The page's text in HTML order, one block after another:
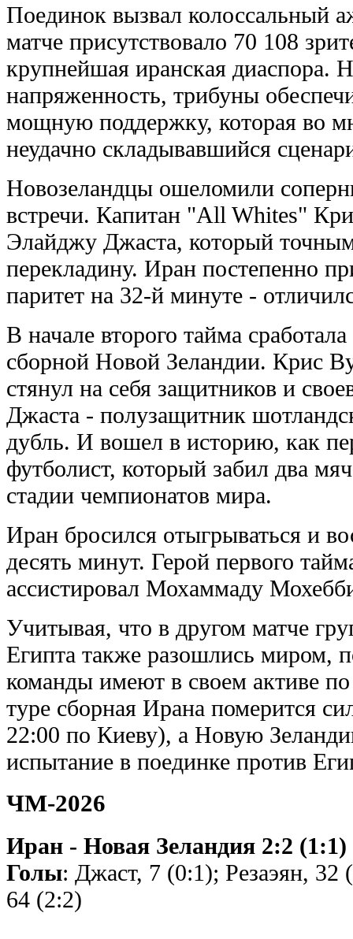
Поединок вызвал колоссальный
матче присутствовало 70 108
крупнейшая иранская диаспора.
напряженность, трибуны
мощную поддержку, которая во
неудачно складывавшийся
Новозеландцы ошеломили
встречи. Капитан "All Whites"
Элайджу Джаста, который
перекладину. Иран постепенно
паритет на 32-й минуте -
В начале второго тайма
сборной Новой Зеландии. Крис
стянул на себя защитников и
Джаста - полузащитник
дубль. И вошел в историю, как
футболист, который забил два
стадии чемпионатов мира.
Иран бросился отыгрываться и
десять минут. Герой первого
ассистировал Мохаммаду
Учитывая, что в другом матче
Египта также разошлись миром,
команды имеют в своем активе
туре сборная Ирана померится
22:00 по Киеву), а Новую
испытание в поединке против
ЧМ-2026
Иран - Новая Зеландия 2:2 (1:1)
Голы: Джаст, 7 (0:1); Резаэян,
64 (2:2)